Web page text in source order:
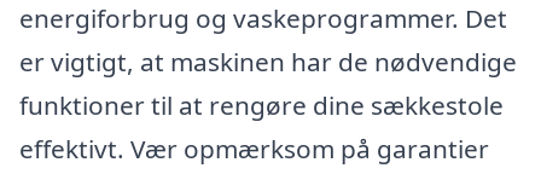
energiforbrug og vaskeprogrammer. Det
er vigtigt, at maskinen har de nødvendige
funktioner til at rengøre dine sækkestole
effektivt. Vær opmærksom på garantier